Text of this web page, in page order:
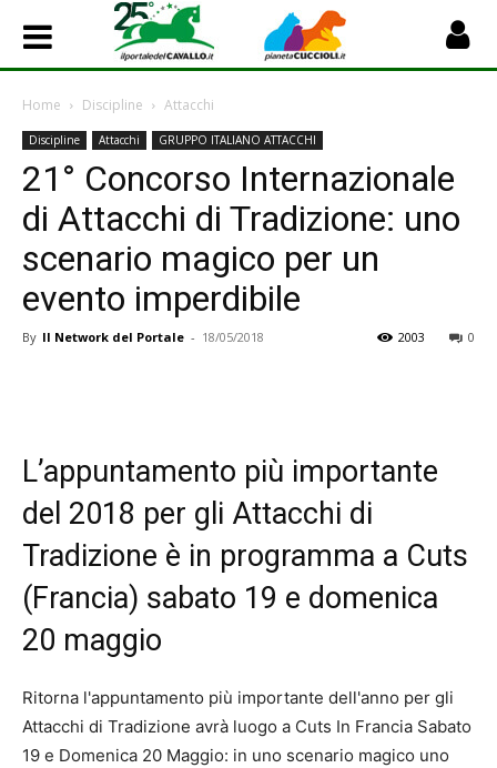
Home Discipline Attacchi
Discipline Attacchi GRUPPO ITALIANO ATTACCHI
21° Concorso Internazionale
di Attacchi di Tradizione: uno
scenario magico per un
evento imperdibile
By Il Network del Portale - 18/05/2018 0
2003
L’appuntamento più importante
del 2018 per gli Attacchi di
Tradizione è in programma a Cuts
(Francia) sabato 19 e domenica
20 maggio
Ritorna l'appuntamento più importante dell'anno per gli
Attacchi di Tradizione avrà luogo a Cuts In Francia Sabato
19 e Domenica 20 Maggio: in uno scenario magico uno